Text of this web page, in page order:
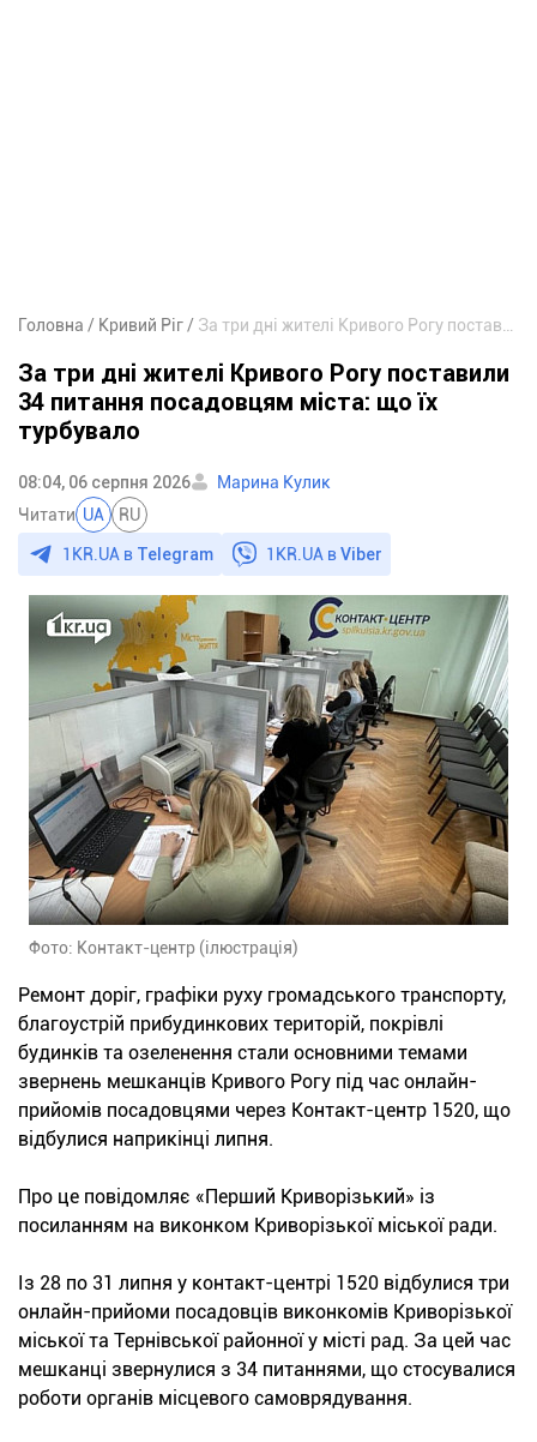
Головна Кривий Ріг
За три дні жителі Кривого Рогу поставили
34 питання посадовцям міста: що їх
турбувало
08:04, 06 серпня 2026
Марина Кулик
Читати UA RU
1KR.UA в Telegram 1KR.UA вViber
Фото: Контакт-центр (ілюстрація)
Ремонт доріг, графіки руху громадського транспорту,
благоустрій прибудинкових територій, покрівлі
будинків та озеленення стали основними темами
звернень мешканців Кривого Рогу під час онлайн-
прийомів посадовцями через Контакт-центр 1520, що
відбулися наприкінці липня.
Про це повідомляє «Перший Криворізький» із
посиланням на виконком Криворізької міської ради.
Із 28 по 31 липня у контакт-центрі 1520 відбулися три
онлайн-прийоми посадовців виконкомів Криворізької
міської та Тернівської районної у місті рад. За цей час
мешканці звернулися з 34 питаннями, що стосувалися
роботи органів місцевого самоврядування.